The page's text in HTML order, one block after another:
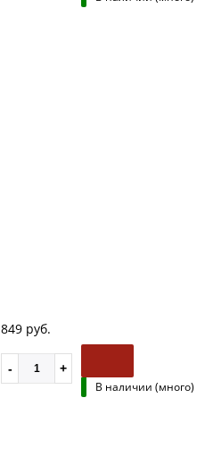
849 руб.
В наличии (много)